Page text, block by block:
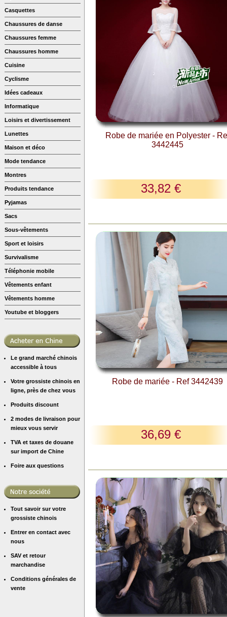
Casquettes
Chaussures de danse
Chaussures femme
Chaussures homme
Cuisine
Cyclisme
Idées cadeaux
Informatique
Loisirs et divertissement
Lunettes
Maison et déco
Mode tendance
Montres
Produits tendance
Pyjamas
Sacs
Sous-vêtements
Sport et loisirs
Survivalisme
Téléphonie mobile
Vêtements enfant
Vêtements homme
Youtube et bloggers
Le grand marché chinois
accessible à tous
Votre grossiste chinois en
ligne, près de chez vous
Produits discount
2 modes de livraison pour
mieux vous servir
TVA et taxes de douane
sur import de Chine
Foire aux questions
Tout savoir sur votre
grossiste chinois
Entrer en contact avec
nous
SAV et retour
marchandise
Conditions générales de
vente
Robe de mariée en Polyester -
3442445
33,82 €
Robe de mariée - Ref 3442439
36,69 €